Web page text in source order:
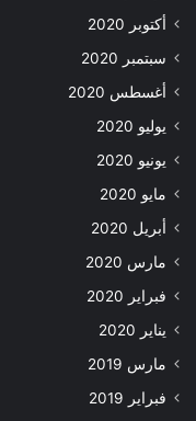
أكتوبر 2020
سبتمبر 2020
أغسطس 2020
يوليو 2020
يونيو 2020
مايو 2020
أبريل 2020
مارس 2020
فبراير 2020
يناير 2020
مارس 2019
فبراير 2019